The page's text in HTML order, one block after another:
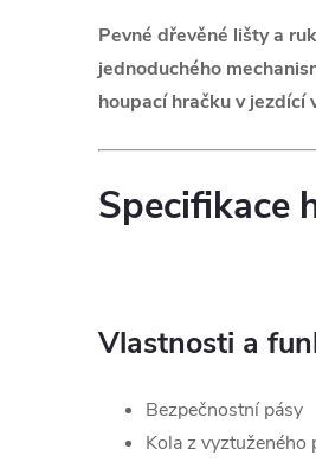
Pevné dřevěné lišty a
jednoduchého
houpací hračku v jezdící
Specifikace
Vlastnosti a
Bezpečnostní pásy
Kola z vyztuženého